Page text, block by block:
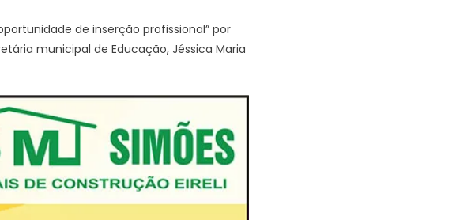
de inserção profissional” por
municipal de Educação, Jéssica Maria